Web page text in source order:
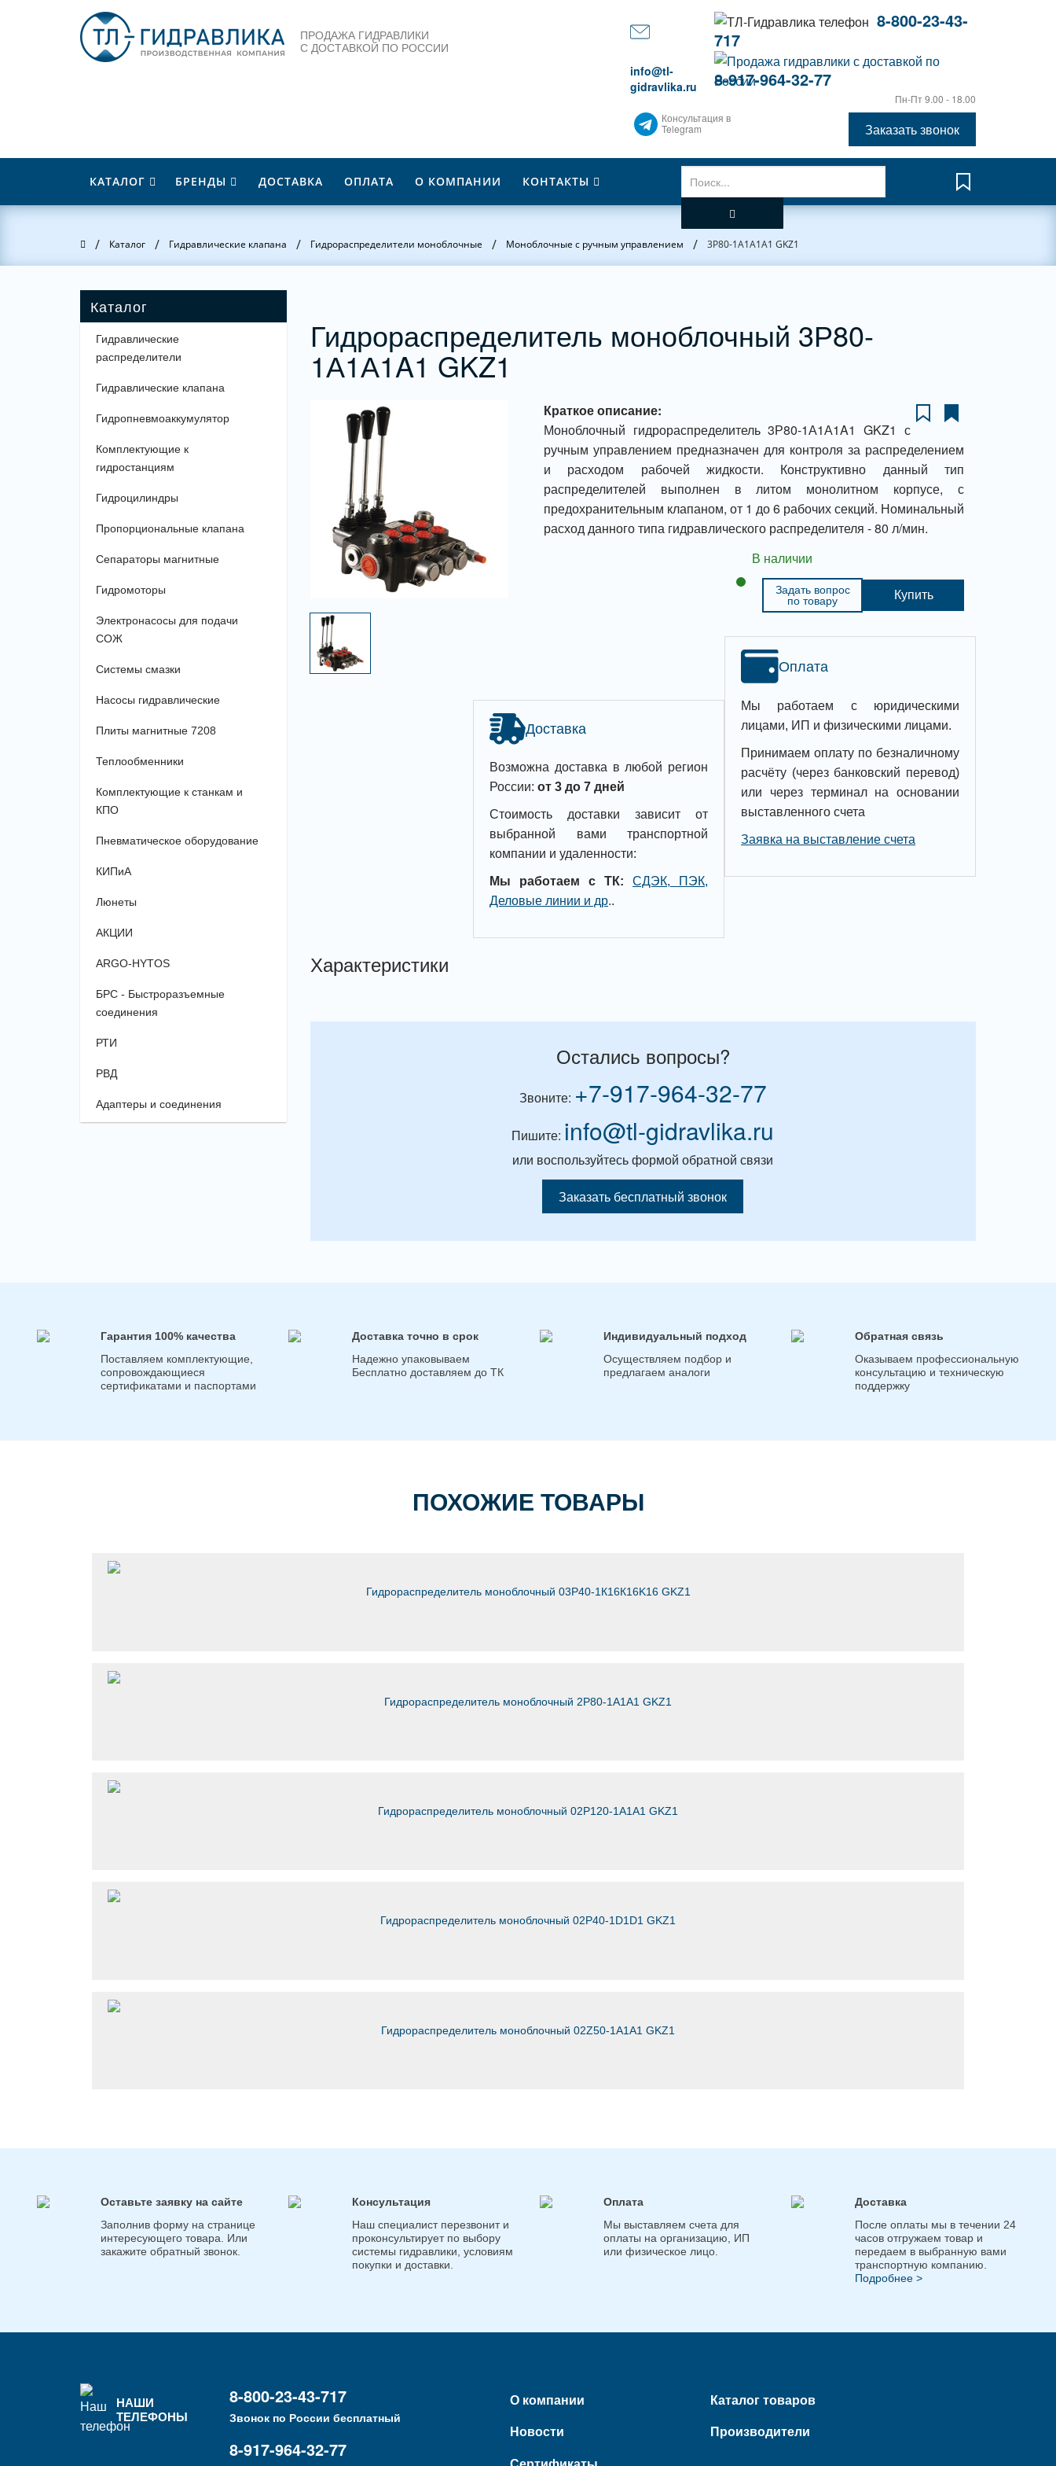
ПРОДАЖА ГИДРАВЛИКИ
С ДОСТАВКОЙ ПО РОССИИ
info@tl-
gidravlika.ru
8-800-23-43-
717
8-917-964-32-77
Пн-Пт 9.00 - 18.00
Консультация в
Telegram
Заказать звонок
КАТАЛОГ БРЕНДЫ ДОСТАВКА ОПЛАТА О КОМПАНИИ КОНТАКТЫ
Главная
/ Каталог / Гидравлические клапана / Гидрораспределители моноблочные / Моноблочные с ручным управлением / 3Р80-1А1А1A1 GKZ1
Гидравлические
распределители
Гидравлические клапана
Гидропневмоаккумулятор
Комплектующие к
гидростанциям
Гидроцилиндры
Пропорциональные клапана
Сепараторы магнитные
Гидромоторы
Электронасосы для подачи
СОЖ
Системы смазки
Насосы гидравлические
Плиты магнитные 7208
Теплообменники
Комплектующие к станкам и
КПО
Пневматическое оборудование
КИПиА
Люнеты
АКЦИИ
ARGO-HYTOS
БРС - Быстроразъемные
соединения
РТИ
РВД
Адаптеры и соединения
Гидрораспределитель моноблочный 3Р80-
1А1А1A1 GKZ1
Краткое описание:
Моноблочный гидрораспределитель 3Р80-1А1А1A1 GKZ1 с
ручным управлением предназначен для контроля за распределением
и расходом рабочей жидкости. Конструктивно данный тип
распределителей выполнен в литом монолитном корпусе, с
предохранительным клапаном, от 1 до 6 рабочих секций. Номинальный
расход данного типа гидравлического распределителя - 80 л/мин.
В наличии
Задать вопрос
по товару
Купить
Оплата
Мы работаем с юридическими
лицами, ИП и физическими лицами.
Принимаем оплату по безналичному
расчёту (через банковский перевод)
или через терминал на основании
выставленного счета
Заявка на выставление счета
Доставка
Возможна доставка в любой регион
России: от 3 до 7 дней
Стоимость доставки зависит от
выбранной вами транспортной
компании и удаленности:
Мы работаем с ТК:
СДЭК, ПЭК,
Деловые линии и др..
Характеристики
Остались вопросы?
Звоните: +7-917-964-32-77
Пишите: info@tl-gidravlika.ru
или воспользуйтесь формой обратной связи
Заказать бесплатный звонок
Гарантия 100% качества
Поставляем комплектующие,
сопровождающиеся
сертификатами и паспортами
Доставка точно в срок
Надежно упаковываем
Бесплатно доставляем до ТК
Индивидуальный подход
Осуществляем подбор и
предлагаем аналоги
Обратная связь
Оказываем профессиональную
консультацию и техническую
поддержку
ПОХОЖИЕ ТОВАРЫ
Гидрораспределитель моноблочный 03Р40-1К16К16K16 GKZ1
Гидрораспределитель моноблочный 2Р80-1А1А1 GKZ1
Гидрораспределитель моноблочный 02Р120-1А1А1 GKZ1
Гидрораспределитель моноблочный 02Р40-1D1D1 GKZ1
Гидрораспределитель моноблочный 02Z50-1A1A1 GKZ1
Оставьте заявку на сайте
Заполнив форму на странице
интересующего товара. Или
закажите обратный звонок.
Консультация
Наш специалист перезвонит и
проконсультирует по выбору
системы гидравлики, условиям
покупки и доставки.
Оплата
Мы выставляем счета для
оплаты на организацию, ИП
или физическое лицо.
Доставка
После оплаты мы в течении 24
часов отгружаем товар и
передаем в выбранную вами
транспортную компанию.
Подробнее >
НАШИ
ТЕЛЕФОНЫ
8-800-23-43-717
Звонок по России бесплатный
8-917-964-32-77
О компании
Новости
Каталог товаров
Производители